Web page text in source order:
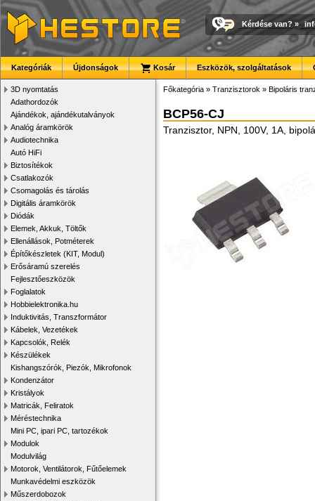
Kérdése van? »
Kategóriák Újdonságok Kosár Eszközök, szolgáltatások
3D nyomtatás
Adathordozók
Ajándékok, ajándékutalványok
Analóg áramkörök
Audiotechnika
Autó HiFi
Biztosítékok
Csatlakozók
Csomagolás és tárolás
Digitális áramkörök
Diódák
Elemek, Akkuk, Töltők
Ellenállások, Potméterek
Építőkészletek (KIT, Modul)
Erősáramú szerelés
Fejlesztőeszközök
Foglalatok
Hobbielektronika.hu
Induktivitás, Transzformátor
Kábelek, Vezetékek
Kapcsolók, Relék
Készülékek
Kishangszórók, Piezók, Mikrofonok
Kondenzátor
Kristályok
Matricák, Feliratok
Méréstechnika
Mini PC, ipari PC, tartozékok
Modulok
Modulvilág
Motorok, Ventilátorok, Fűtőelemek
Munkavédelmi eszközök
Műszerdobozok
Főkategória » Tranzisztorok » Bipoláris
BCP56-CJ
Tranzisztor, NPN, 100V, 1A,